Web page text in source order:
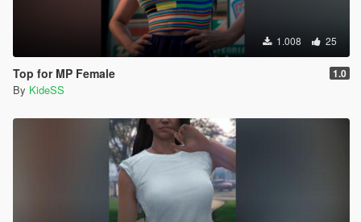
1.008 25
Top for MP Female 1.0
By KideSS